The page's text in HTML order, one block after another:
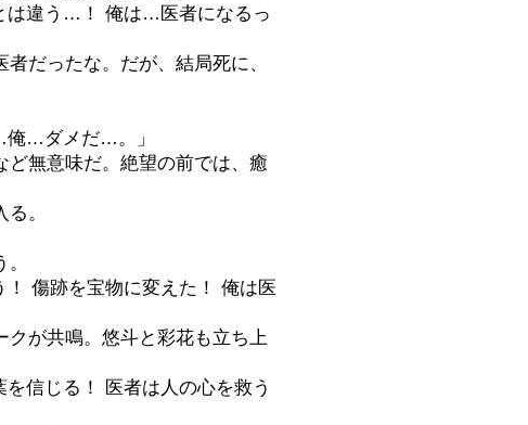
は違う…！ 俺は…医者になるっ
だったな。だが、結局死に、
俺…ダメだ…。」
ど無意味だ。絶望の前では、癒
。
傷跡を宝物に変えた！ 俺は医
が共鳴。悠斗と彩花も立ち上
を信じる！ 医者は人の心を救う